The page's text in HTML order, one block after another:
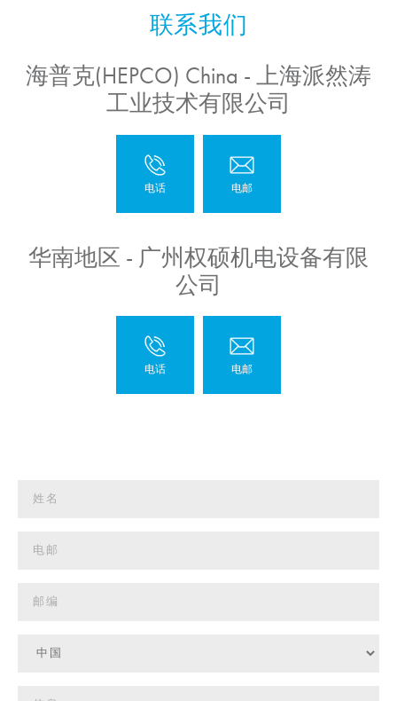
海普克(HEPCO) China - 上海派然涛
工业技术有限公司
华南地区 - 广州权硕机电设备有限
公司